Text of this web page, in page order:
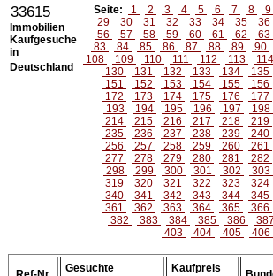
33615
Immobilien
Kaufgesuche
in
Deutschland
Seite: 1 2 3 4 5 6 7 8 9
29
30 31 32 33 34 35 36
56
57 58 59 60 61 62 63
83
84 85 86 87 88 89 90
108
109 110 111 112 113 114
130
131 132 133 134 135
151
152 153 154 155 156
172
173 174 175 176 177
193
194 195 196 197 198
214
215 216 217 218 219
235
236 237 238 239 240
256
257 258 259 260 261
277
278 279 280 281 282
298
299 300 301 302 303
319
320 321 322 323 324
340
341 342 343 344 345
361
362 363 364 365 366
382
383 384 385 386 387
403
404 405 406
Gesuchte
Kaufpreis